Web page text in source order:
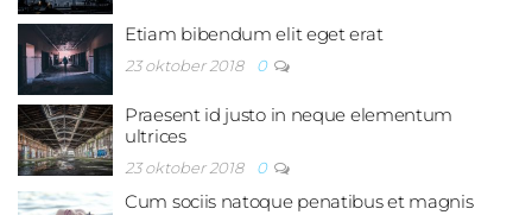
Etiam bibendum elit eget erat
23 oktober 2018 0
Praesent id justo in neque elementum
ultrices
23 oktober 2018 0
Cum sociis natoque penatibus et magnis